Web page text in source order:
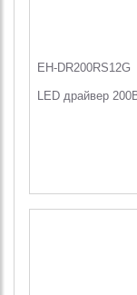
EH-DR200RS12G
LED драйвер